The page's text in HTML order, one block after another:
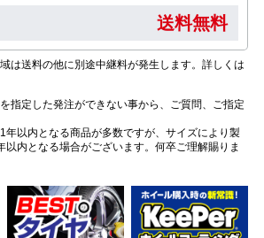
送料無料
は送料の他に別途中継料が発生します。詳しくは
指定した発注ができない事から、ご質問、ご指定
年以内となる商品が多数ですが、サイズにより製
以内となる場合がございます。何卒ご理解賜りま